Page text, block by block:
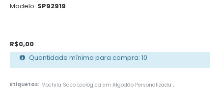
Modelo: SP92919
R$0,00
Quantidade mínima para compra: 10
Etiquetas: Mochila Saco Ecológica em Algodão Personalizada ,